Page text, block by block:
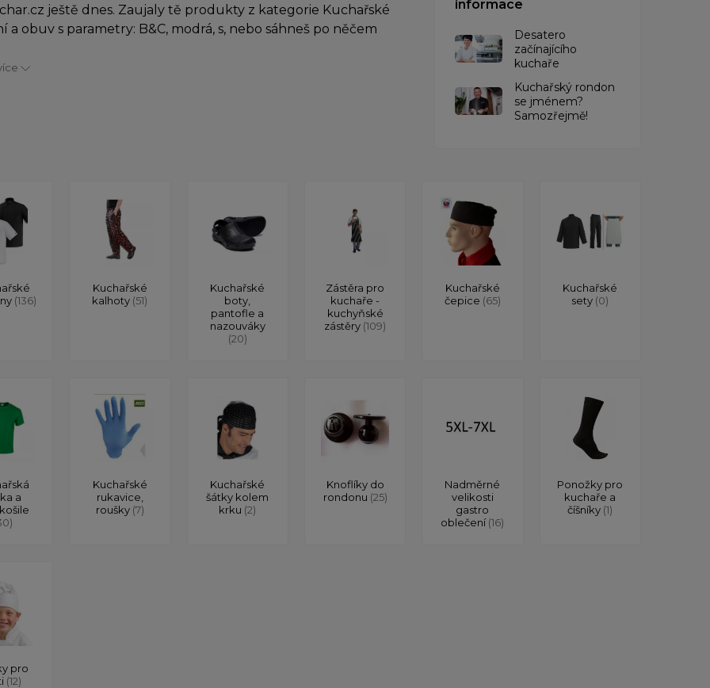
ještě dnes. Zaujaly tě produkty z kategorie Kuchařské
a obuv s parametry: B&C, modrá, s, nebo sáhneš po něčem
informace
Desatero
začínajícího
kuchaře
Kuchařský rondon
se jménem?
Samozřejmě!
(136)
Kuchařské
kalhoty (51)
Kuchařské
boty,
pantofle a
nazouváky
(20)
Zástěra pro
kuchaře -
kuchyňské
zástěry (109)
Kuchařské
čepice (65)
Kuchařské
sety (0)
a
Kuchařské
rukavice,
roušky (7)
Kuchařské
šátky kolem
krku (2)
Knoflíky do
rondonu (25)
Nadměrné
velikosti
gastro
oblečení(16)
Ponožky pro
kuchaře a
číšníky (1)
pro
(12)